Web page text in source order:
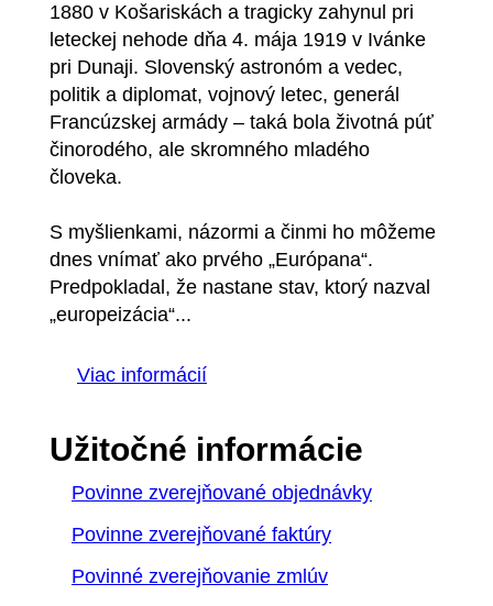
1880 v Košariskách a tragicky zahynul pri
leteckej nehode dňa 4. mája 1919 v Ivánke
pri Dunaji. Slovenský astronóm a vedec,
politik a diplomat, vojnový letec, generál
Francúzskej armády – taká bola životná púť
činorodého, ale skromného mladého
človeka.
S myšlienkami, názormi a činmi ho môžeme
dnes vnímať ako prvého „Európana“.
Predpokladal, že nastane stav, ktorý nazval
„europeizácia“...
Viac informácií
Užitočné informácie
Povinne zverejňované objednávky
Povinne zverejňované faktúry
Povinné zverejňovanie zmlúv